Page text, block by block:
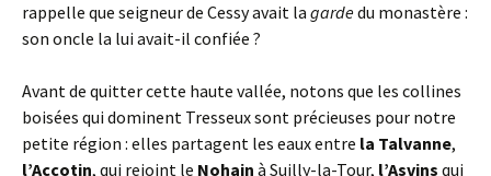
rappelle que seigneur de Cessy avait la gardedu monastère :
son oncle la lui avait-il confiée ?
Avant de quitter cette haute vallée, notons que les collines
boisées qui dominent Tresseux sont précieuses pour notre
petite région : elles partagent les eaux entre la Talvanne,
l’Accotin, qui rejoint le Nohain à Suilly-la-Tour, l’Asvins qui